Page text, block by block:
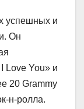
успешных и
Он
Love You» и
20 Grammy
н-ролла.